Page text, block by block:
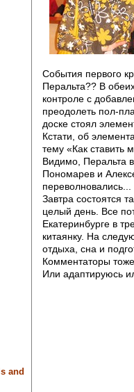
События первого
Перальта?? В
контроле с
преодолеть пол-
доске стоял
Кстати, об
тему «Как ставить
Видимо, Перальта
Пономарев и
переволновались...
Завтра состоятся
целый день. Все
Екатеринбурге в
китаянку. На
отдыха, сна и
Комментаторы
Или адаптируюсь